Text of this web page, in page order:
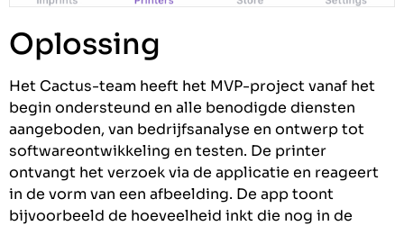
Oplossing
Het Cactus-team heeft het MVP-project vanaf het
begin ondersteund en alle benodigde diensten
aangeboden, van bedrijfsanalyse en ontwerp tot
softwareontwikkeling en testen. De printer
ontvangt het verzoek via de applicatie en reageert
in de vorm van een afbeelding. De app toont
bijvoorbeeld de hoeveelheid inkt die nog in de